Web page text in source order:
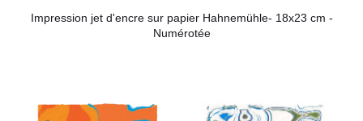
Impression jet d'encre sur papier Hahnemühle- 18x23 cm -
Numérotée